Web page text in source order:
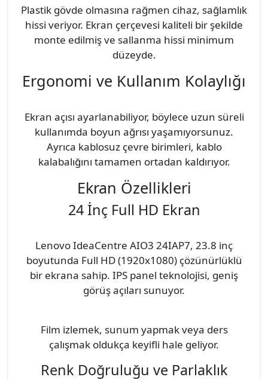
Plastik gövde olmasına rağmen cihaz, sağlamlık
hissi veriyor. Ekran çerçevesi kaliteli bir şekilde
monte edilmiş ve sallanma hissi minimum
düzeyde.
Ergonomi ve Kullanım Kolaylığı
Ekran açısı ayarlanabiliyor, böylece uzun süreli
kullanımda boyun ağrısı yaşamıyorsunuz.
Ayrıca kablosuz çevre birimleri, kablo
kalabalığını tamamen ortadan kaldırıyor.
Ekran Özellikleri
24 İnç Full HD Ekran
Lenovo IdeaCentre AIO3 24IAP7, 23.8 inç
boyutunda Full HD (1920x1080) çözünürlüklü
bir ekrana sahip. IPS panel teknolojisi, geniş
görüş açıları sunuyor.
Film izlemek, sunum yapmak veya ders
çalışmak oldukça keyifli hale geliyor.
Renk Doğruluğu ve Parlaklık